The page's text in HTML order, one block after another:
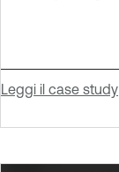
Leggi il case study